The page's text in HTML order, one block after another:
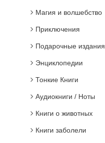
Магия и волшебство
Приключения
Подарочные издания
Энциклопедии
Тонкие Книги
Аудиокниги / Ноты
Книги о животных
Книги заболели